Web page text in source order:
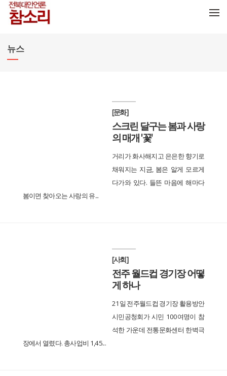
뉴스
[문화]
스크린 달구는 봄과 사랑
의 매개 '꽃'
거리가 화사해지고 은은한 향기로
채워지는 지금, 봄은 알게 모르게
다가와 있다. 들뜬 마음에 해마다
봄이면 찾아오는 사랑의 유...
[사회]
전주 월드컵 경기장 어떻
게 하나
21일 전주월드컵 경기장 활용방안
시민공청회가 시민 100여명이 참
석한 가운데 전통문화센터 한벽극
장에서 열렸다. 총사업비 1,45...